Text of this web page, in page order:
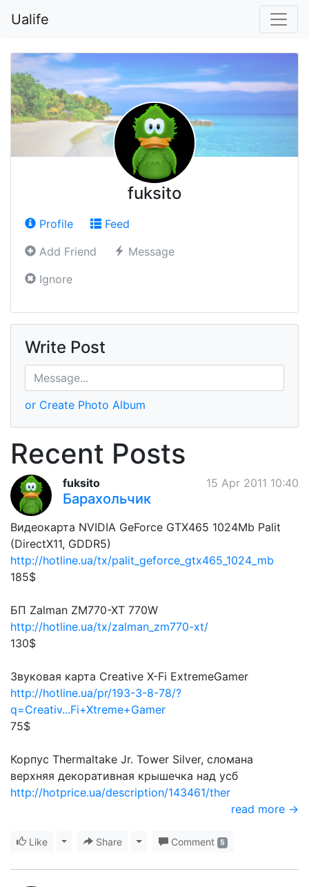
Ualife
fuksito
Profile
Feed
Add Friend
Message
Ignore
Write Post
or Create Photo Album
Recent Posts
15 Apr 2011 10:40
fuksito
Барахольчик
Видеокарта NVIDIA GeForce GTX465 1024Mb Palit
(DirectX11, GDDR5)
http://hotline.ua/tx/palit_geforce_gtx465_1024_mb
185$
БП Zalman ZM770-XT 770W
http://hotline.ua/tx/zalman_zm770-xt/
130$
Звуковая карта Creative X-Fi ExtremeGamer
http://hotline.ua/pr/193-3-8-78/?
q=Creativ...Fi+Xtreme+Gamer
75$
Корпус Thermaltake Jr. Tower Silver, сломана
верхняя декоративная крышечка над усб
http://hotprice.ua/description/143461/ther
read more →
Like Toggle Dropdown
Share Toggle Dropdown
Comment 5